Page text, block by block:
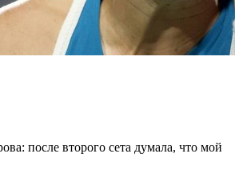
после второго сета думала, что мой